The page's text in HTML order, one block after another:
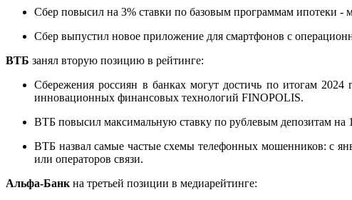
Сбер повысил на 3% ставки по базовым программам ипотеки -
Сбер выпустил новое приложение для смартфонов с
ВТБ занял вторую позицию в рейтинге:
Сбережения россиян в банках могут достичь по итогам
инновационных финансовых технологий FINOPOLIS.
ВТБ повысил максимальную ставку по рублевым депозитам на
ВТБ назвал самые частые схемы телефонных мошенников: с
или операторов связи.
Альфа-Банк на третьей позиции в медиарейтинге: